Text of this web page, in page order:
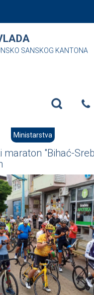
SANSKOG KANTONA
Ministarstva
maraton "Bihać-